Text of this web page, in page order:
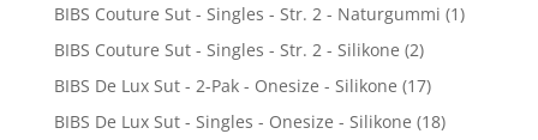
BIBS Couture Sut - Singles - Str. 2 - Naturgummi (1)
BIBS Couture Sut - Singles - Str. 2 - Silikone (2)
BIBS De Lux Sut - 2-Pak - Onesize - Silikone (17)
BIBS De Lux Sut - Singles - Onesize - Silikone (18)